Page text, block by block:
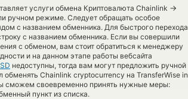
услуги обмена Криптовалюта Chainlink →
ручном режиме. Следует обращать особое
с названием обменника. Для быстрого перехода
с названием обменника. Если вы совершили
с обменом, вам стоит обратиться к менеджеру
и на данном этапе работы вебсайта
недоступны, тогда вам могут предложить ручной
Chainlink cryptocurrency на TransferWise in
сможем своевременно принять нужные меры:
пункт из списка.